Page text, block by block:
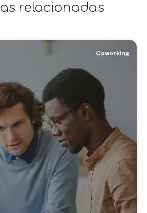
relacionadas
Coworking